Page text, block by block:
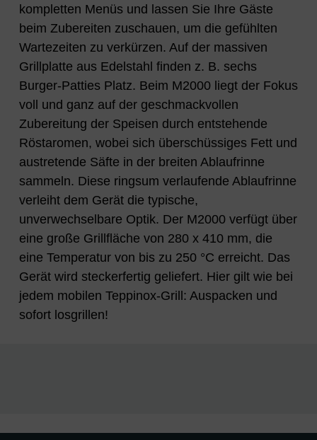
kompletten Menüs und lassen Sie Ihre Gäste
beim Zubereiten zuschauen, um die gefühlten
Wartezeiten zu verkürzen. Auf der massiven
Grillplatte aus Edelstahl finden z. B. sechs
Burger-Patties Platz. Beim M2000 liegt der Fokus
voll und ganz auf der geschmackvollen
Zubereitung der Speisen durch entstehende
Röstaromen, wobei sich überschüssiges Fett und
austretende Säfte in der breiten Ablaufrinne
sammeln. Diese ringsum verlaufende Ablaufrinne
verleiht dem Gerät die typische,
unverwechselbare Optik. Der M2000 verfügt über
eine große Grillfläche von 280 x 410 mm, die
eine Temperatur von bis zu 250 °C erreicht. Das
Gerät wird steckerfertig geliefert. Hier gilt wie bei
jedem mobilen Teppinox-Grill: Auspacken und
sofort losgrillen!